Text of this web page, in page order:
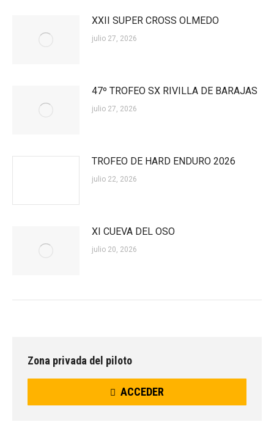
XXII SUPER CROSS OLMEDO
julio 27, 2026
47º TROFEO SX RIVILLA DE BARAJAS
julio 27, 2026
TROFEO DE HARD ENDURO 2026
julio 22, 2026
XI CUEVA DEL OSO
julio 20, 2026
Zona privada del piloto
ACCEDER